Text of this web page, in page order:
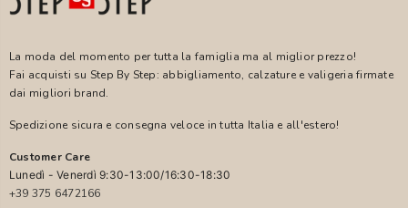
La moda del momento per tutta la famiglia ma al miglior prezzo!
Fai acquisti su Step By Step: abbigliamento, calzature e valigeria firmate
dai migliori brand.
Spedizione sicura e consegna veloce in tutta Italia e all'estero!
Customer Care
Lunedì - Venerdì 9:30-13:00/16:30-18:30
+39 375 6472166